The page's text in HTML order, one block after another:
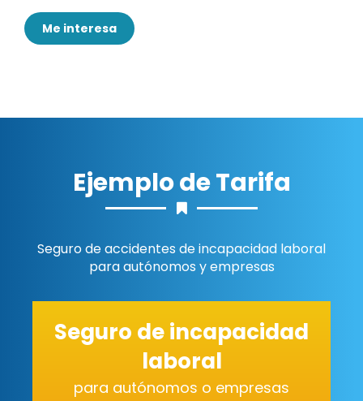
Me interesa
Ejemplo de Tarifa
Seguro de accidentes de incapacidad laboral
para autónomos y empresas
Seguro de incapacidad
laboral
para autónomos o empresas